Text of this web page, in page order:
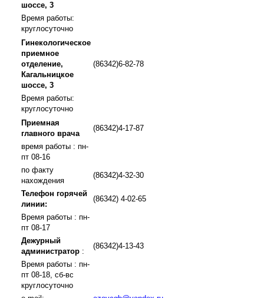
шоссе, 3
Время работы:
круглосуточно
Гинекологическое
приемное
отделение,
Кагальницкое
шоссе, 3
(86342)6-82-78
Время работы:
круглосуточно
Приемная
главного врача
(86342)4-17-87
время работы : пн-
пт 08-16
по факту
нахождения
(86342)4-32-30
Телефон горячей
линии:
(86342) 4-02-65
Время работы : пн-
пт 08-17
Дежурный
администратор :
(86342)4-13-43
Время работы : пн-
пт 08-18, сб-вс
круглосуточно